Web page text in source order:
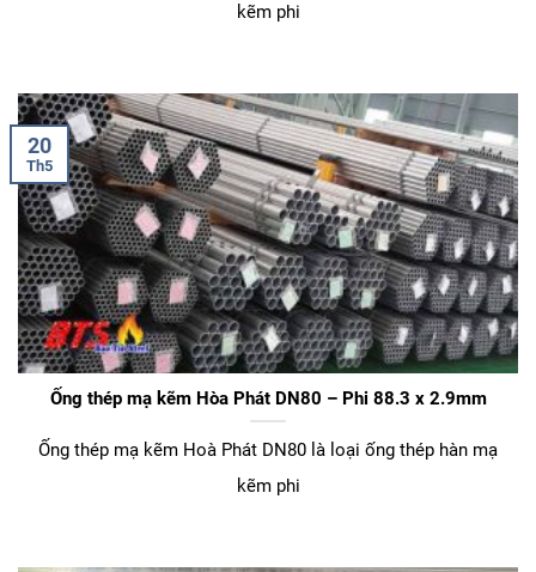
kẽm phi
Ống thép mạ kẽm Hòa Phát DN80 – Phi 88.3 x 2.9mm
Ống thép mạ kẽm Hoà Phát DN80 là loại ống thép hàn mạ
kẽm phi
20
Th5